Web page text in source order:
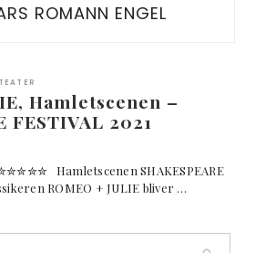
ROMANN ENGEL
TEATER
Hamletscenen –
FESTIVAL 2021
Hamletscenen SHAKESPEARE
ROMEO + JULIE bliver …